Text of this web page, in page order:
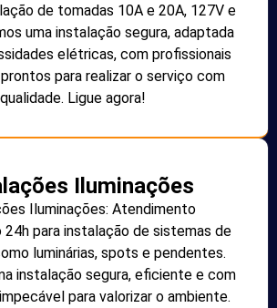
de tomadas 10A e 20A, 127V e
uma instalação segura, adaptada
elétricas, com profissionais
para realizar o serviço com
qualidade. Ligue agora!
Iluminações
Iluminações: Atendimento
24h para instalação de sistemas de
luminárias, spots e pendentes.
instalação segura, eficiente e com
para valorizar o ambiente.